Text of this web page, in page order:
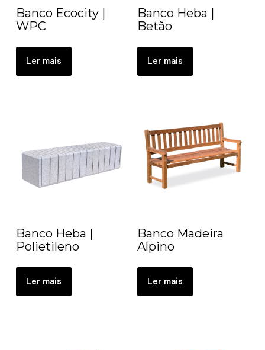
Banco Ecocity |
WPC
Ler mais
Banco Heba |
Betão
Ler mais
Banco Heba |
Polietileno
Ler mais
Banco Madeira
Alpino
Ler mais